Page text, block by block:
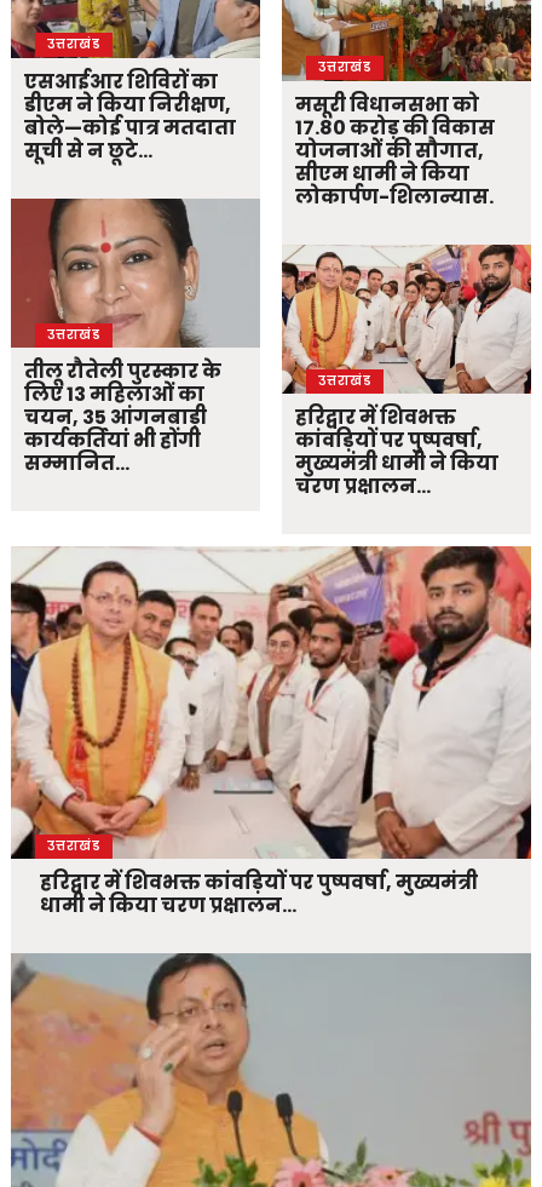
उत्तराखंड
एसआईआर शिविरों का
डीएम ने किया निरीक्षण,
बोले—कोई पात्र मतदाता
सूची से न छूटे…
उत्तराखंड
तीलू रौतेली पुरस्कार के
लिए 13 महिलाओं का
चयन, 35 आंगनबाड़ी
कार्यकर्तियां भी होंगी
सम्मानित…
उत्तराखंड
मसूरी विधानसभा को
17.80 करोड़ की विकास
योजनाओं की सौगात,
सीएम धामी ने किया
लोकार्पण-शिलान्यास.
उत्तराखंड
हरिद्वार में शिवभक्त
कांवड़ियों पर पुष्पवर्षा,
मुख्यमंत्री धामी ने किया
चरण प्रक्षालन…
उत्तराखंड
हरिद्वार में शिवभक्त कांवड़ियों पर पुष्पवर्षा, मुख्यमंत्री
धामी ने किया चरण प्रक्षालन…